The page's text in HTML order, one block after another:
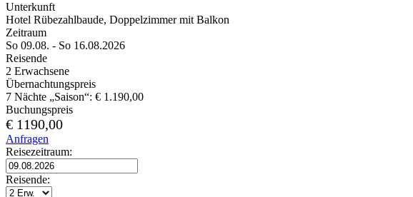
Unterkunft
Hotel Rübezahlbaude, Doppelzimmer mit Balkon
Zeitraum
So 09.08. - So 16.08.2026
Reisende
2 Erwachsene
Übernachtungspreis
7 Nächte „Saison“: € 1.190,00
Buchungspreis
€ 1190,00
Anfragen
Reisezeitraum:
Reisende: